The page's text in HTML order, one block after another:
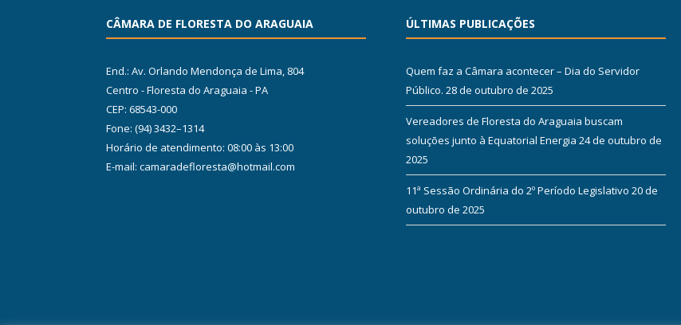
CÂMARA DE FLORESTA DO ARAGUAIA
End.: Av. Orlando Mendonça de Lima, 804
Centro - Floresta do Araguaia - PA
CEP: 68543-000
Fone: (94) 3432–1314
Horário de atendimento: 08:00 às 13:00
E-mail: camaradefloresta@hotmail.com
ÚLTIMAS PUBLICAÇÕES
Quem faz a Câmara acontecer – Dia do Servidor
Público. 28 de outubro de 2025
Vereadores de Floresta do Araguaia buscam
soluções junto à Equatorial Energia 24 de outubro de
2025
11ª Sessão Ordinária do 2º Período Legislativo 20 de
outubro de 2025